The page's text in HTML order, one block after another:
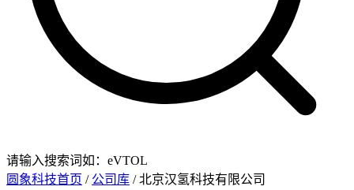
请输入搜索词如：eVTOL
圆象科技首页 / 公司库 / 北京汉氢科技有限公司